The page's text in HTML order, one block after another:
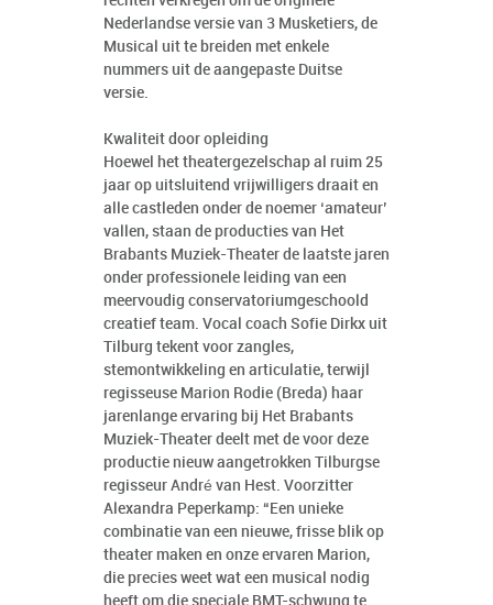
Nederlandse versie van 3 Musketiers, de
Musical uit te breiden met enkele
nummers uit de aangepaste Duitse
versie.
Kwaliteit door opleiding
Hoewel het theatergezelschap al ruim 25
jaar op uitsluitend vrijwilligers draait en
alle castleden onder de noemer ‘amateur’
vallen, staan de producties van Het
Brabants Muziek-Theater de laatste jaren
onder professionele leiding van een
meervoudig conservatoriumgeschoold
creatief team. Vocal coach Sofie Dirkx uit
Tilburg tekent voor zangles,
stemontwikkeling en articulatie, terwijl
regisseuse Marion Rodie (Breda) haar
jarenlange ervaring bij Het Brabants
Muziek-Theater deelt met de voor deze
productie nieuw aangetrokken Tilburgse
regisseur André van Hest. Voorzitter
Alexandra Peperkamp: “Een unieke
combinatie van een nieuwe, frisse blik op
theater maken en onze ervaren Marion,
die precies weet wat een musical nodig
heeft om die speciale BMT-schwung te